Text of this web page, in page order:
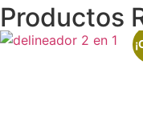
Productos